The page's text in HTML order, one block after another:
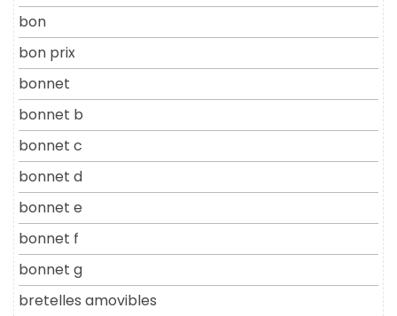
bon
bon prix
bonnet
bonnet b
bonnet c
bonnet d
bonnet e
bonnet f
bonnet g
bretelles amovibles